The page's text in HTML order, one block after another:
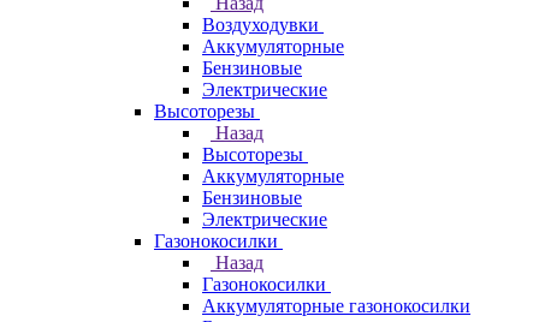
Воздуходувки
Аккумуляторные
Бензиновые
Электрические
Высоторезы
Назад
Высоторезы
Аккумуляторные
Бензиновые
Электрические
Газонокосилки
Назад
Газонокосилки
Аккумуляторные газонокосилки